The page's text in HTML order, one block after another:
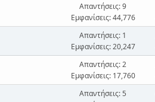
Απαντήσεις: 9
Εμφανίσεις: 44,776
Απαντήσεις: 1
Εμφανίσεις: 20,247
Απαντήσεις: 2
Εμφανίσεις: 17,760
Απαντήσεις: 5